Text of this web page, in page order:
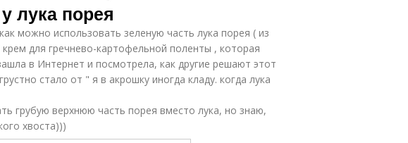
лука порея
можно использовать зеленую часть лука порея ( из
для гречнево-картофельной поленты , которая
в Интернет и посмотрела, как другие решают этот
стало от " я в акрошку иногда кладу. когда лука
грубую верхнюю часть порея вместо лука, но знаю,
хвоста)))